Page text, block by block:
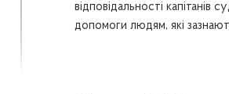
відповідальності капітанів
допомоги людям, які